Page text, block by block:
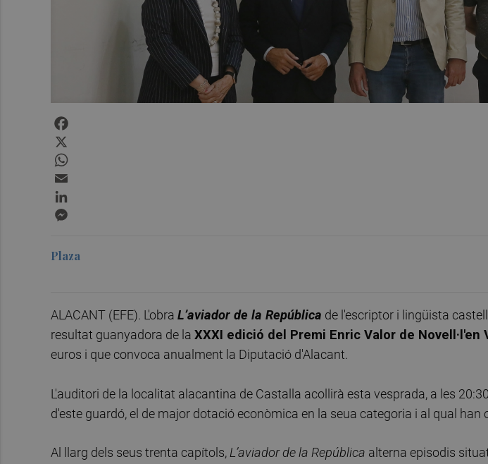
Plaza
ALACANT (EFE). L'obra L’aviador de la República de l'escriptor i lingüista
resultat guanyadora de la XXXI edició del Premi Enric Valor de Novell·l'en
euros i que convoca anualment la Diputació d'Alacant.
L'auditori de la localitat alacantina de Castalla acollirà esta vesprada, a les
d'este guardó, el de major dotació econòmica en la seua categoria i al qual
Al llarg dels seus trenta capítols, L’aviador de la República alterna episodis